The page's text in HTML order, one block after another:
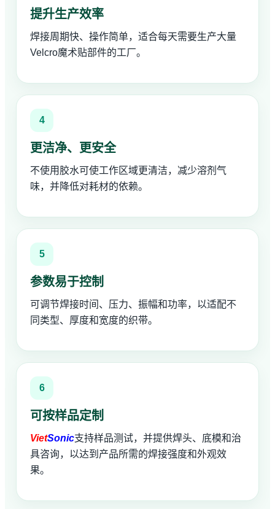
提升生产效率
焊接周期快、操作简单，适合每天需要生产大量
Velcro魔术贴部件的工厂。
4
更洁净、更安全
不使用胶水可使工作区域更清洁，减少溶剂气
味，并降低对耗材的依赖。
5
参数易于控制
可调节焊接时间、压力、振幅和功率，以适配不
同类型、厚度和宽度的织带。
6
可按样品定制
VietSonic支持样品测试，并提供焊头、底模和治
具咨询，以达到产品所需的焊接强度和外观效
果。